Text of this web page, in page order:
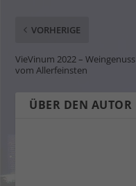
VORHERIGE
VieVinum 2022 – Weingenuss
vom Allerfeinsten
ÜBER DEN AUTOR